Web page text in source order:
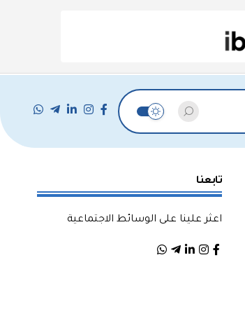
تابعنا
اعثر علينا على الوسائط الاجتماعية